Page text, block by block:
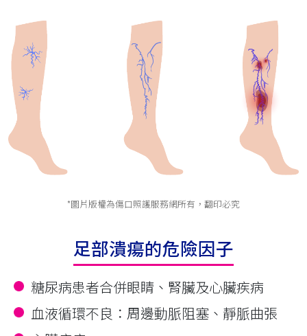
*圖片版權為傷口照護服務網所有，翻印必究
足部潰瘍的危險因子
糖尿病患者合併眼睛、腎臟及心臟疾病
血液循環不良∶周邊動脈阻塞、靜脈曲張